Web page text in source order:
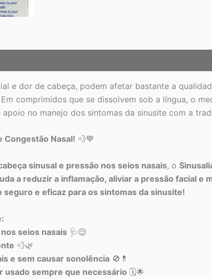
e dor de cabeça, podem afetar bastante a
comprimidos que se dissolvem sob a língua, o
no manejo dos sintomas da sinusite com a
Congestão Nasal! 💨💙
sinusal e pressão nos seios nasais, o
a reduzir a inflamação, aliviar a pressão facial e
seguro e eficaz para os sintomas da sinusite!
seios nasais 🩺😌
💨🌿
e sem causar sonolência 🚫💊
usado sempre que necessário 🗓️🌟